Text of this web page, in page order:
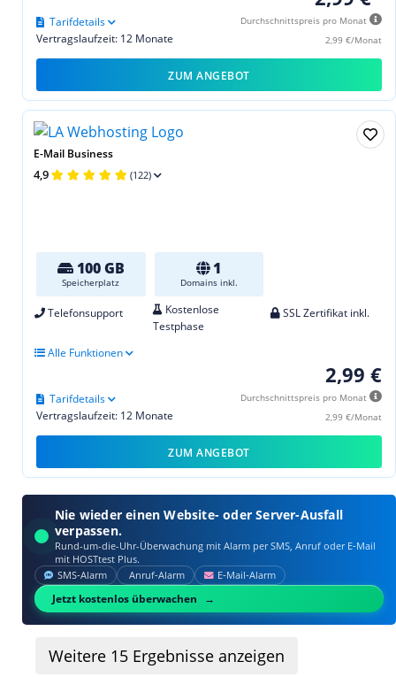
Durchschnittspreis pro Monat
2,99 €/Monat
Vertragslaufzeit: 12 Monate
Tarifdetails
ZUM ANGEBOT
E-Mail Business
4,9 (122)
100 GB
Speicherplatz
1
Domains inkl.
Telefonsupport
Kostenlose
Testphase
SSL Zertifikat inkl.
Alle Funktionen
2,99 €
Durchschnittspreis pro Monat
2,99 €/Monat
Vertragslaufzeit: 12 Monate
Tarifdetails
ZUM ANGEBOT
Nie wieder einen Website- oder Server-Ausfall
verpassen.
Rund-um-die-Uhr-Überwachung mit Alarm per SMS, Anruf oder E‑Mail
mit HOSTtest Plus.
SMS‑Alarm Anruf‑Alarm E‑Mail‑Alarm
Jetzt kostenlos überwachen
Weitere 15 Ergebnisse anzeigen